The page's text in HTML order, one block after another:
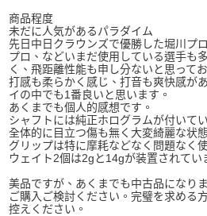
商品程度
未だに人気があるパラダイム
先日中日クラウンズで優勝した堀川プ
プロ、などいまだ使用している選手も
く、飛距離性能も申し分ないと思って
打感も柔らかく感じ、打音も爽快感が
イの中でも1番良いと思います。
あくまでも個人的感想です。
シャフトには純正ホログラムが付いて
全体的に目立つ傷も無く大変綺麗な状
グリップは特に摩耗などなく問題なく
ウェイト2個は2gと14gが装置されてい
美品ですが、あくまでも中古品になり
ご購入ご検討ください。完璧を求める
控えください。